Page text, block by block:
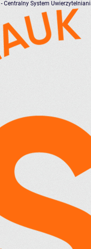
- Centralny System